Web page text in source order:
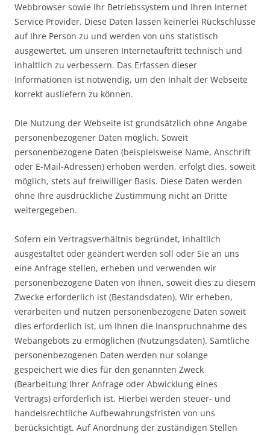
Webbrowser sowie Ihr Betriebssystem und Ihren Internet
Service Provider. Diese Daten lassen keinerlei Rückschlüsse
auf Ihre Person zu und werden von uns statistisch
ausgewertet, um unseren Internetauftritt technisch und
inhaltlich zu verbessern. Das Erfassen dieser
Informationen ist notwendig, um den Inhalt der Webseite
korrekt ausliefern zu können.
Die Nutzung der Webseite ist grundsätzlich ohne Angabe
personenbezogener Daten möglich. Soweit
personenbezogene Daten (beispielsweise Name, Anschrift
oder E-Mail-Adressen) erhoben werden, erfolgt dies, soweit
möglich, stets auf freiwilliger Basis. Diese Daten werden
ohne Ihre ausdrückliche Zustimmung nicht an Dritte
weitergegeben.
Sofern ein Vertragsverhältnis begründet, inhaltlich
ausgestaltet oder geändert werden soll oder Sie an uns
eine Anfrage stellen, erheben und verwenden wir
personenbezogene Daten von Ihnen, soweit dies zu diesem
Zwecke erforderlich ist (Bestandsdaten). Wir erheben,
verarbeiten und nutzen personenbezogene Daten soweit
dies erforderlich ist, um Ihnen die Inanspruchnahme des
Webangebots zu ermöglichen (Nutzungsdaten). Sämtliche
personenbezogenen Daten werden nur solange
gespeichert wie dies für den genannten Zweck
(Bearbeitung Ihrer Anfrage oder Abwicklung eines
Vertrags) erforderlich ist. Hierbei werden steuer- und
handelsrechtliche Aufbewahrungsfristen von uns
berücksichtigt. Auf Anordnung der zuständigen Stellen